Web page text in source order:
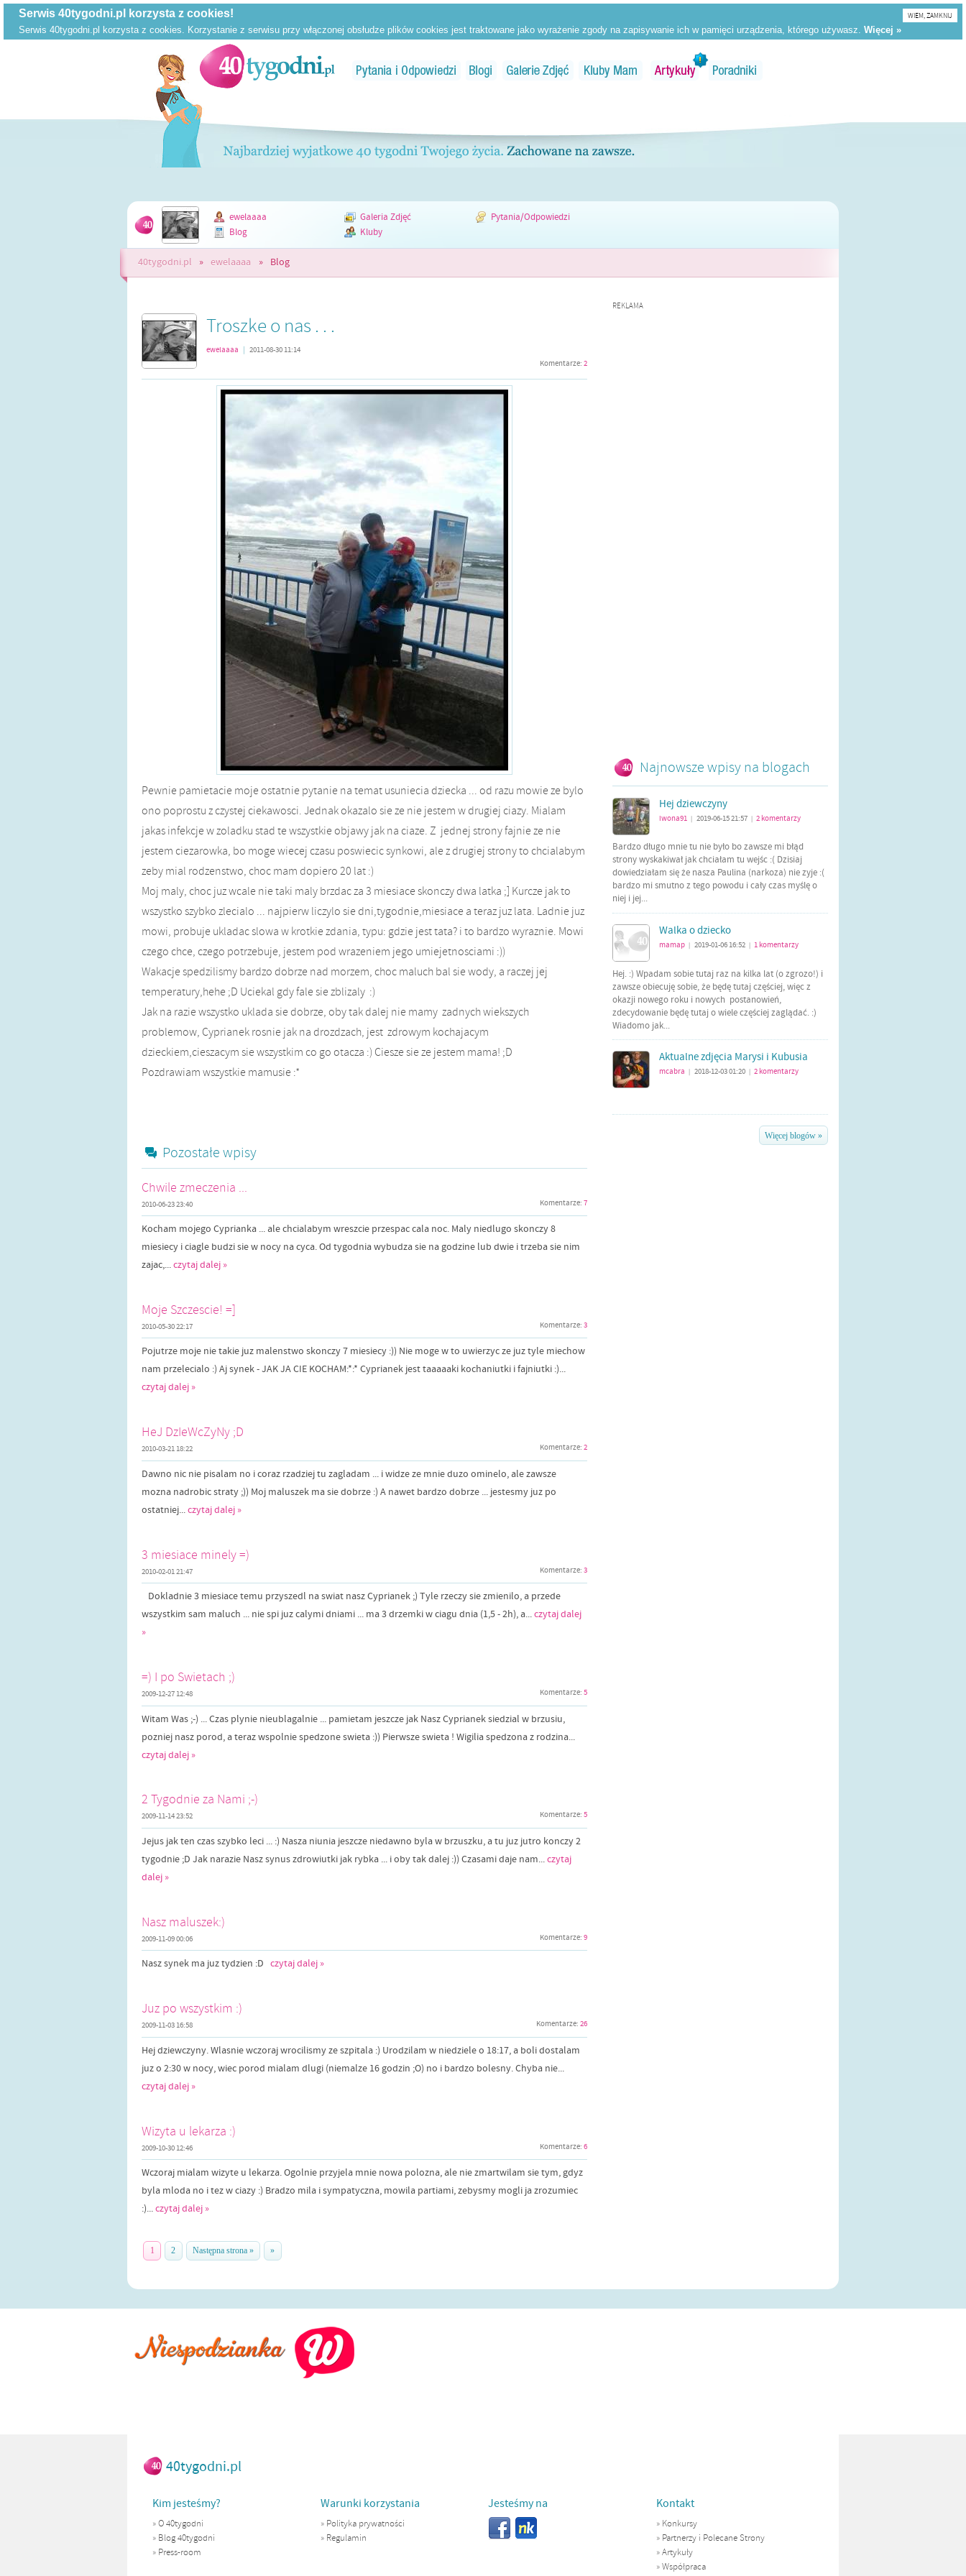
WIEM, ZAMKNIJ
ewelaaaa Galeria Zdjęć
Pytania/Odpowiedzi
Blog
Kluby
40tygodni.pl » ewelaaaa » Blog
Troszke o nas . . .
ewelaaaa | 2011-08-30 11:14
Komentarze: 2
Pewnie pamietacie moje ostatnie pytanie na temat usuniecia dziecka ... od razu mowie ze bylo
ono poprostu z czystej ciekawosci. Jednak okazalo sie ze nie jestem w drugiej ciazy. Mialam
jakas infekcje w zoladku stad te wszystkie objawy jak na ciaze. Z jednej strony fajnie ze nie
jestem ciezarowka, bo moge wiecej czasu poswiecic synkowi, ale z drugiej strony to chcialabym
zeby mial rodzenstwo, choc mam dopiero 20 lat :)
Moj maly, choc juz wcale nie taki maly brzdac za 3 miesiace skonczy dwa latka ;] Kurcze jak to
wszystko szybko zlecialo ... najpierw liczylo sie dni,tygodnie,miesiace a teraz juz lata. Ladnie juz
mowi, probuje ukladac slowa w krotkie zdania, typu: gdzie jest tata? i to bardzo wyraznie. Mowi
czego chce, czego potrzebuje, jestem pod wrazeniem jego umiejetnosciami :))
Wakacje spedzilismy bardzo dobrze nad morzem, choc maluch bal sie wody, a raczej jej
temperatury,hehe ;D Uciekal gdy fale sie zblizaly :)
Jak na razie wszystko uklada sie dobrze, oby tak dalej nie mamy zadnych wiekszych
problemow, Cyprianek rosnie jak na drozdzach, jest zdrowym kochajacym
dzieckiem,cieszacym sie wszystkim co go otacza :) Ciesze sie ze jestem mama! ;D
Pozdrawiam wszystkie mamusie :*
Pozostałe wpisy
Chwile zmeczenia ...
2010-06-23 23:40 Komentarze: 7
Kocham mojego Cyprianka ... ale chcialabym wreszcie przespac cala noc. Maly niedlugo skonczy 8
miesiecy i ciagle budzi sie w nocy na cyca. Od tygodnia wybudza sie na godzine lub dwie i trzeba sie nim
zajac,...czytaj dalej »
Moje Szczescie! =]
2010-05-30 22:17 Komentarze: 3
Pojutrze moje nie takie juz malenstwo skonczy 7 miesiecy :)) Nie moge w to uwierzyc ze juz tyle miechow
nam przelecialo :) Aj synek - JAK JA CIE KOCHAM:*:* Cyprianek jest taaaaaki kochaniutki i fajniutki :)...
czytaj dalej »
HeJ DzIeWcZyNy ;D
2010-03-21 18:22 Komentarze: 2
Dawno nic nie pisalam no i coraz rzadziej tu zagladam ... i widze ze mnie duzo ominelo, ale zawsze
mozna nadrobic straty ;)) Moj maluszek ma sie dobrze :) A nawet bardzo dobrze ... jestesmy juz po
ostatniej...czytaj dalej »
3 miesiace minely =)
2010-02-01 21:47 Komentarze: 3
Dokladnie 3 miesiace temu przyszedl na swiat nasz Cyprianek ;) Tyle rzeczy sie zmienilo, a przede
wszystkim sam maluch ... nie spi juz calymi dniami ... ma 3 drzemki w ciagu dnia (1,5 - 2h), a...czytaj dalej
»
=) I po Swietach ;)
2009-12-27 12:48 Komentarze: 5
Witam Was ;-) ... Czas plynie nieublagalnie ... pamietam jeszcze jak Nasz Cyprianek siedzial w brzusiu,
pozniej nasz porod, a teraz wspolnie spedzone swieta :)) Pierwsze swieta ! Wigilia spedzona z rodzina...
czytaj dalej »
2 Tygodnie za Nami ;-)
2009-11-14 23:52 Komentarze: 5
Jejus jak ten czas szybko leci ... :) Nasza niunia jeszcze niedawno byla w brzuszku, a tu juz jutro konczy 2
tygodnie ;D Jak narazie Nasz synus zdrowiutki jak rybka ... i oby tak dalej :)) Czasami daje nam...czytaj
dalej »
Nasz maluszek:)
2009-11-09 00:06 Komentarze: 9
Nasz synek ma juz tydzien :D czytaj dalej »
Juz po wszystkim :)
2009-11-03 16:58 Komentarze: 26
Hej dziewczyny. Wlasnie wczoraj wrocilismy ze szpitala :) Urodzilam w niedziele o 18:17, a boli dostalam
juz o 2:30 w nocy, wiec porod mialam dlugi (niemalze 16 godzin ;O) no i bardzo bolesny. Chyba nie...
czytaj dalej »
Wizyta u lekarza :)
2009-10-30 12:46 Komentarze: 6
Wczoraj mialam wizyte u lekarza. Ogolnie przyjela mnie nowa polozna, ale nie zmartwilam sie tym, gdyz
byla mloda no i tez w ciazy :) Bradzo mila i sympatyczna, mowila partiami, zebysmy mogli ja zrozumiec
:)...czytaj dalej »
1 2 Następna strona » »
REKLAMA
Najnowsze wpisy na blogach
Hej dziewczyny
iwona91 2019-06-15 21:57 2 komentarzy
Bardzo długo mnie tu nie było bo zawsze mi błąd
strony wyskakiwał jak chciałam tu wejśc :( Dzisiaj
dowiedziałam się że nasza Paulina (narkoza) nie zyje :(
bardzo mi smutno z tego powodu i cały czas myślę o
niej i jej...
Walka o dziecko
mamap 2019-01-06 16:52 1 komentarzy
Hej. :) Wpadam sobie tutaj raz na kilka lat (o zgrozo!) i
zawsze obiecuję sobie, że będę tutaj częściej, więc z
okazji nowego roku i nowych postanowień,
zdecydowanie będę tutaj o wiele częściej zaglądać. :)
Wiadomo jak...
Aktualne zdjęcia Marysi i Kubusia
mcabra 2018-12-03 01:20 2 komentarzy
Więcej blogów »
40tygodni.pl
Kim jesteśmy?
»O 40tygodni
» Blog 40tygodni
» Press-room
Warunki korzystania
» Polityka prywatności
» Regulamin
Jesteśmy na Kontakt
» Konkursy
» Partnerzy i Polecane Strony
»Artykuły
»Współpraca